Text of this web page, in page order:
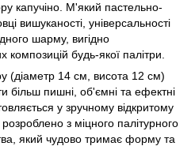
капучіно. М'який пастельно-
вишуканості, універсальності
шарму, вигідно
композицій будь-якої палітри.
(діаметр 14 см, висота 12 см)
більш пишні, об'ємні та ефектні
у зручному відкритому
з міцного палітурного
який чудово тримає форму та